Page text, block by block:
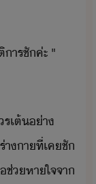
าร​ชั​ค่ะ​ ​"
เต้​่า​
า​ที่​เค​ชั​
หาใจ​จา​